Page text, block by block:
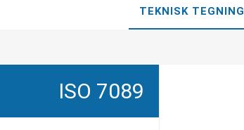
TEKNISK TEGNING
ISO 7089